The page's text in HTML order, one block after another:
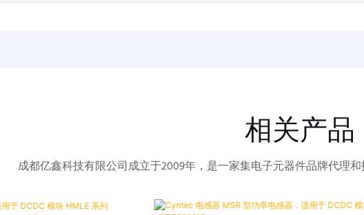
相关产品
成都亿鑫科技有限公司成立于2009年，是一家集电子元器件品牌代理